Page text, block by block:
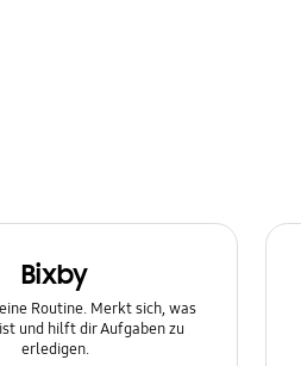
Bixby
Routine. Merkt sich, was
und hilft dir Aufgaben zu
erledigen.